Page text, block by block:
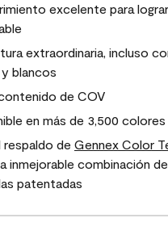
excelente para
extraordinaria, incluso
blancos
de COV
en más de 3,500
respaldo de Gennex Color
inmejorable combinación
patentadas